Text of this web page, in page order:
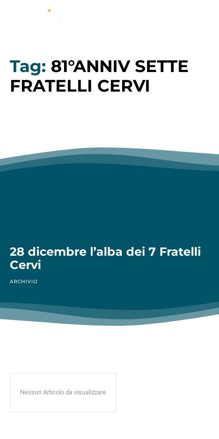
Tag: 81°ANNIV SETTE
FRATELLI CERVI
28 dicembre l’alba dei 7 Fratelli
Cervi
ARCHIVIO
Nessun Articolo da visualizzare